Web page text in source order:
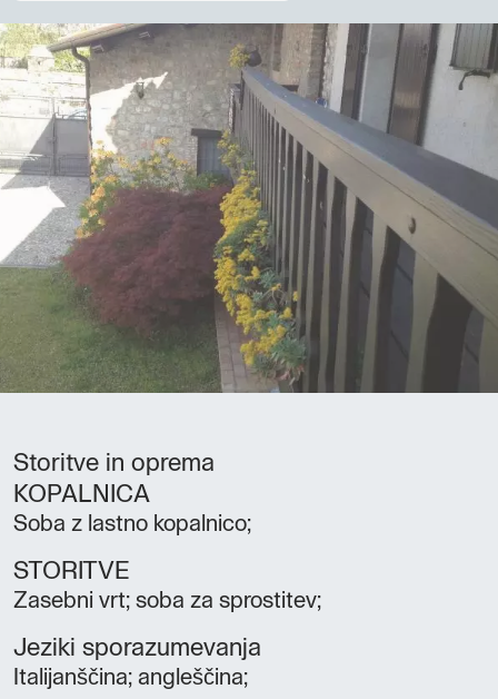
Storitve in oprema
KOPALNICA
Soba z lastno kopalnico;
STORITVE
Zasebni vrt; soba za sprostitev;
Jeziki sporazumevanja
Italijanščina; angleščina;